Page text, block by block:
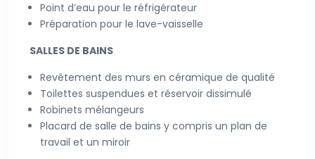
Point d’eau pour le réfrigérateur
Préparation pour le lave-vaisselle
SALLES DE BAINS
Revêtement des murs en céramique de qualité
Toilettes suspendues et réservoir dissimulé
Robinets mélangeurs
Placard de salle de bains y compris un plan de
travail et un miroir